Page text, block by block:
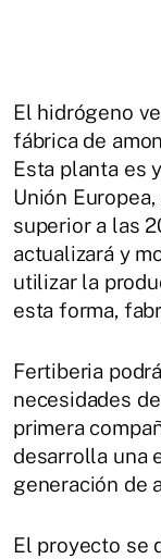
El hidrógeno
fábrica de
Esta planta es
Unión
superior a las
actualizará y
utilizar la
esta forma,
Fertiberia
necesidades
primera
desarrolla una
generación de
El proyecto se